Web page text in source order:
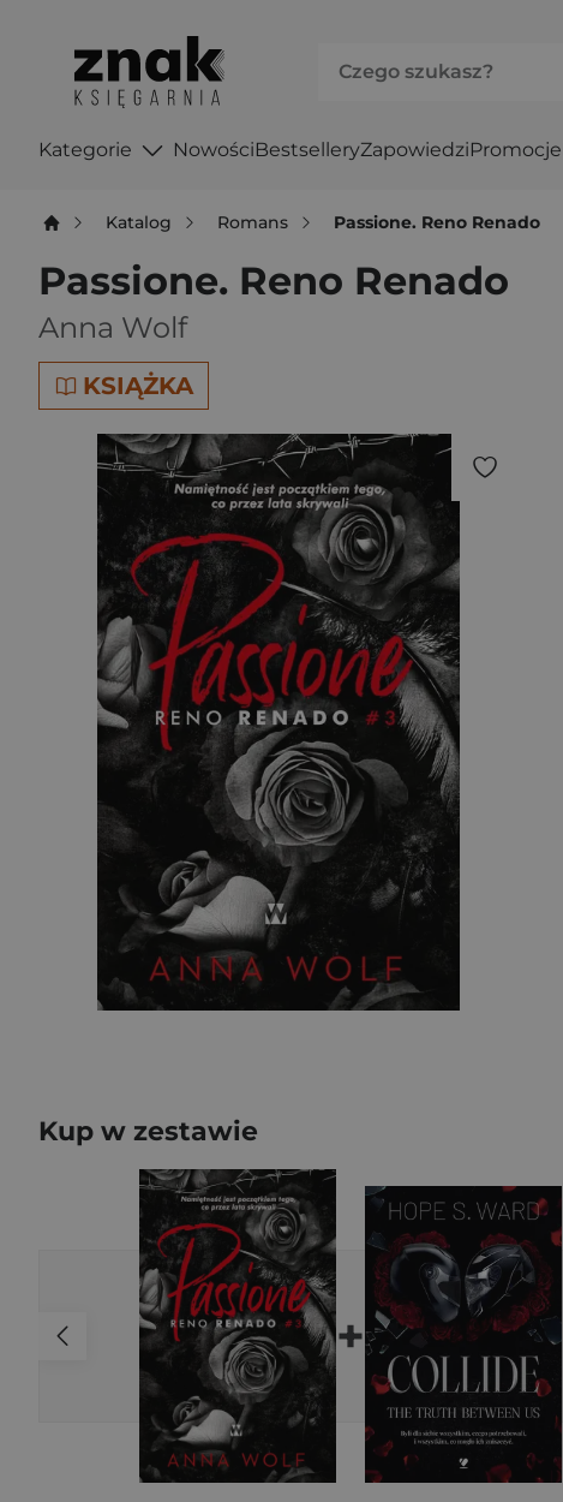
Kategorie NowościBestselleryZapowiedziPromocje
Katalog Romans Passione. Reno Renado
Passione. Reno Renado
Anna Wolf
KSIĄŻKA
Kup w zestawie
+